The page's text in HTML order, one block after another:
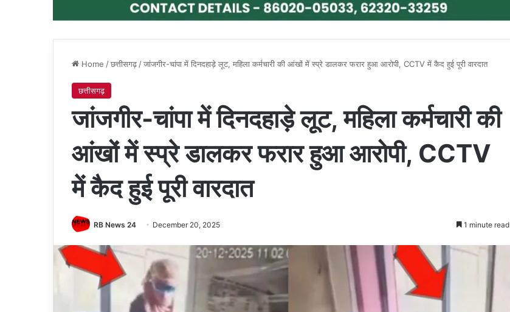
Home /छत्तीसगढ़ /जांजगीर-चांपा में दिनदहाड़े लूट, महिला कर्मचारी की आंखों में स्प्रे डालकर फरार हुआ आरोपी, CCTV में कैद हुई पूरी वारदात
छत्तीसगढ़
जांजगीर-चांपा में दिनदहाड़े लूट, महिला कर्मचारी की
आंखों में स्प्रे डालकर फरार हुआ आरोपी, CCTV
में कैद हुई पूरी वारदात
RB News 24 December 20, 2025 1 minute read